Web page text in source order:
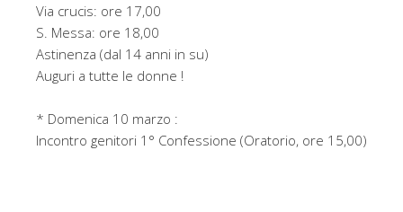
Via crucis: ore 17,00
S. Messa: ore 18,00
Astinenza (dal 14 anni in su)
Auguri a tutte le donne !
* Domenica 10 marzo :
Incontro genitori 1° Confessione (Oratorio, ore 15,00)